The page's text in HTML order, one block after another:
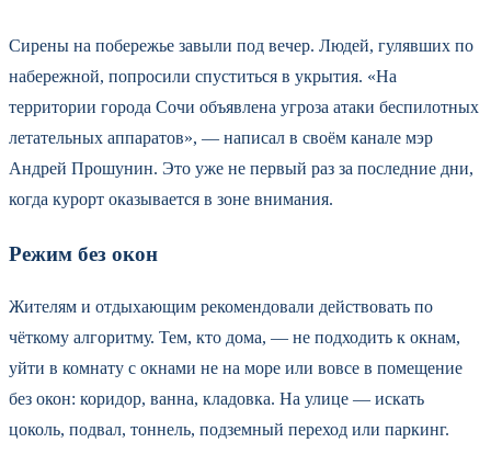
Сирены на побережье завыли под вечер. Людей, гулявших по
набережной, попросили спуститься в укрытия. «На
территории города Сочи объявлена угроза атаки беспилотных
летательных аппаратов», — написал в своём канале мэр
Андрей Прошунин. Это уже не первый раз за последние дни,
когда курорт оказывается в зоне внимания.
Режим без окон
Жителям и отдыхающим рекомендовали действовать по
чёткому алгоритму. Тем, кто дома, — не подходить к окнам,
уйти в комнату с окнами не на море или вовсе в помещение
без окон: коридор, ванна, кладовка. На улице — искать
цоколь, подвал, тоннель, подземный переход или паркинг.